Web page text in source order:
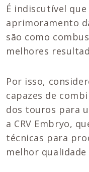
É indiscutível
aprimoramento
são como
melhores
Por isso,
capazes de
dos touros para
a CRV Embryo,
técnicas para
melhor